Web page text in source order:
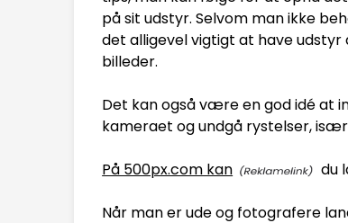
på sit udstyr. Selvom man ikke
det alligevel vigtigt at have
billeder.
Det kan også være en god idé at
kameraet og undgå rystelser,
På 500px.com kan du
Når man er ude og fotografere